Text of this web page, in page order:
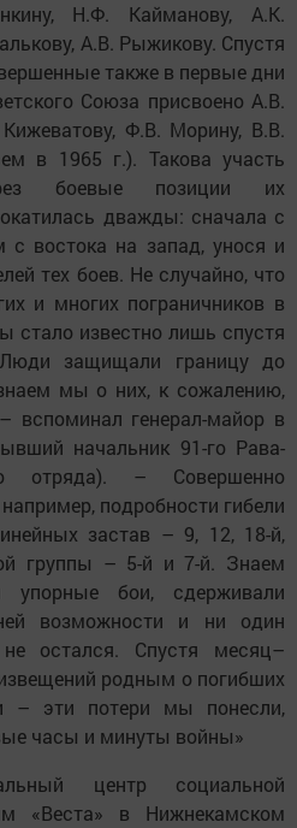
Н.Ф. Кайманову, А.К.
А.В. Рыжикову. Спустя
также в первые дни
Союза присвоено А.В.
Ф.В. Морину, В.В.
в 1965 г.). Такова участь
боевые позиции их
дважды: сначала с
с востока на запад, унося и
тех боев. Не случайно, что
и многих пограничников в
стало известно лишь спустя
защищали границу до
мы о них, к сожалению,
вспоминал генерал-майор в
начальник 91-го Рава-
отряда). – Совершенно
подробности гибели
застав – 9, 12, 18-й,
группы – 5-й и 7-й. Знаем
бои, сдерживали
возможности и ни один
остался. Спустя месяц–
родным о погибших
– эти потери мы понесли,
часы и минуты войны»
центр социальной
«Веста» в Нижнекамском